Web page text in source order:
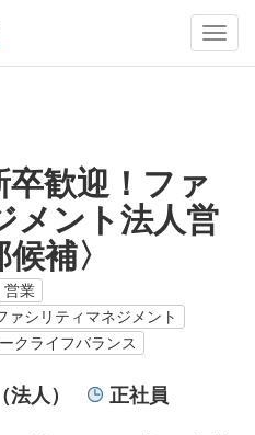
歓迎！ファ
メント法人営
補〉
営業
ァシリティマネジメント
クライフバランス
人） 正社員